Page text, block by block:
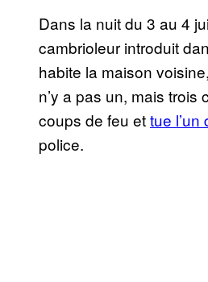
Dans la nuit du 3 au 4
cambrioleur introduit
habite la maison
n’y a pas un, mais
coups de feu ettue
police.